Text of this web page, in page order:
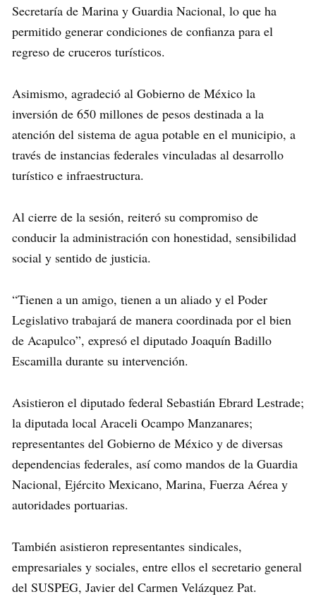
Secretaría de Marina y Guardia Nacional, lo que ha
permitido generar condiciones de confianza para el
regreso de cruceros turísticos.
Asimismo, agradeció al Gobierno de México la
inversión de 650 millones de pesos destinada a la
atención del sistema de agua potable en el municipio, a
través de instancias federales vinculadas al desarrollo
turístico e infraestructura.
Al cierre de la sesión, reiteró su compromiso de
conducir la administración con honestidad, sensibilidad
social y sentido de justicia.
“Tienen a un amigo, tienen a un aliado y el Poder
Legislativo trabajará de manera coordinada por el bien
de Acapulco”, expresó el diputado Joaquín Badillo
Escamilla durante su intervención.
Asistieron el diputado federal Sebastián Ebrard Lestrade;
la diputada local Araceli Ocampo Manzanares;
representantes del Gobierno de México y de diversas
dependencias federales, así como mandos de la Guardia
Nacional, Ejército Mexicano, Marina, Fuerza Aérea y
autoridades portuarias.
También asistieron representantes sindicales,
empresariales y sociales, entre ellos el secretario general
del SUSPEG, Javier del Carmen Velázquez Pat.